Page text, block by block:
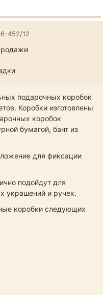
452/12
подарочных коробок
Коробки изготовлены
коробок
бумагой, бант из
для фиксации
подойдут для
украшений и ручек.
коробки следующих